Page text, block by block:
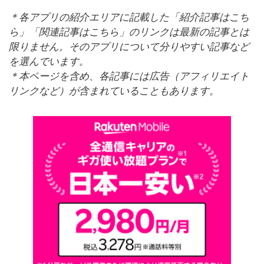
＊各アプリの紹介エリアに記載した「紹介記事はこち
ら」「関連記事はこちら」のリンクは最新の記事とは
限りません。そのアプリについて分りやすい記事など
を選んでいます。
＊本ページを含め、各記事には広告（アフィリエイト
リンクなど）が含まれていることもあります。